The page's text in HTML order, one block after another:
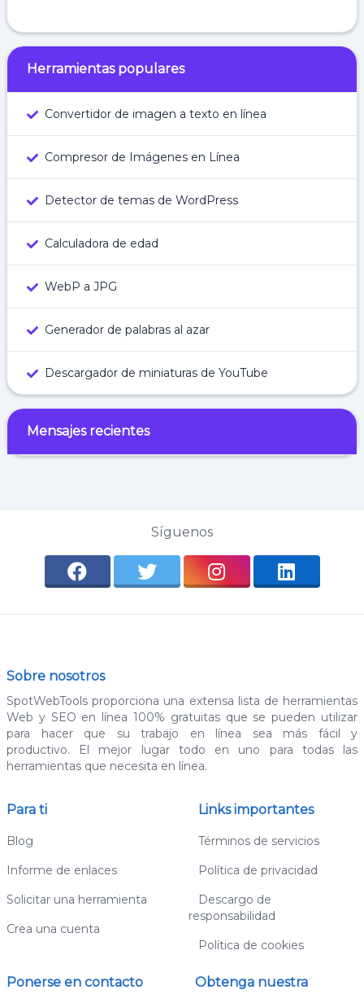
Herramientas populares
Convertidor de imagen a texto en línea
Compresor de Imágenes en Línea
Detector de temas de WordPress
Calculadora de edad
WebP a JPG
Generador de palabras al azar
Descargador de miniaturas de YouTube
Mensajes recientes
Síguenos
Sobre nosotros
SpotWebTools proporciona una extensa lista de herramientas
Web y SEO en línea 100% gratuitas que se pueden utilizar
para hacer que su trabajo en línea sea más fácil y
productivo. El mejor lugar todo en uno para todas las
herramientas que necesita en línea.
Para ti
Blog
Informe de enlaces
Solicitar una herramienta
Crea una cuenta
Links importantes
Términos de servicios
Política de privacidad
Descargo de
responsabilidad
Política de cookies
Ponerse en contacto
Obtenga nuestra